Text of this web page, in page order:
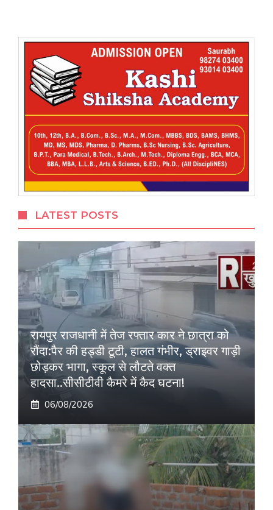
LATEST POSTS
रायपुर राजधानी में तेज रफ्तार कार ने छात्रा को
रौंदा:पैर की हड्डी टूटी, हालत गंभीर, ड्राइवर गाड़ी
छोड़कर भागा, स्कूल से लौटते वक्त
हादसा..सीसीटीवी कैमरे में कैद घटना!
06/08/2026